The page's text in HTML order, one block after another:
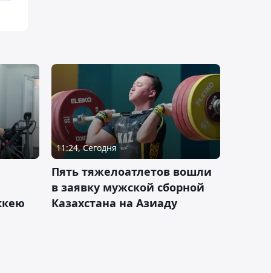
11:24, Сегодня
Пять тяжелоатлетов вошли
в заявку мужской сборной
Казахстана на Азиаду